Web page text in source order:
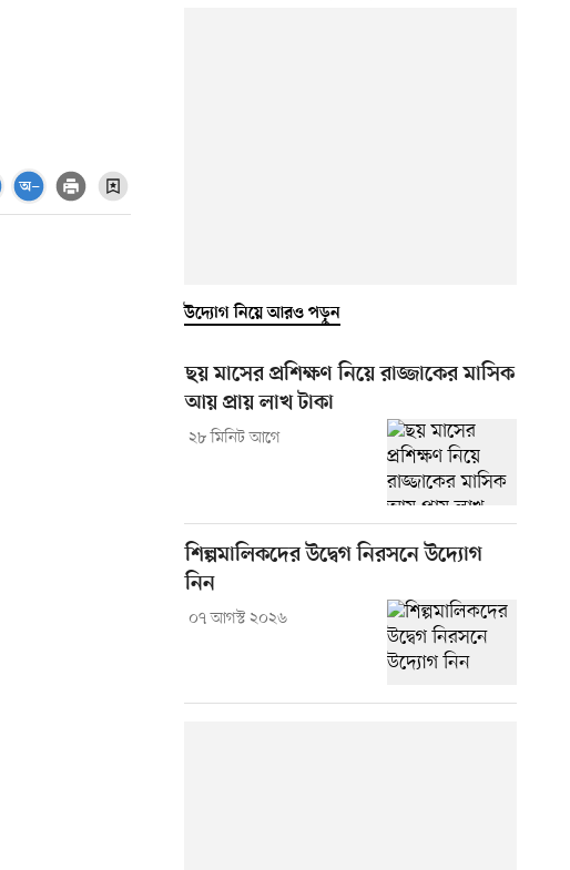
উদ্যোগ নিয়ে আরও পড়ুন
ছয় মাসের প্রশিক্ষণ নিয়ে রাজ্জাকের মাসিক
আয় প্রায় লাখ টাকা
২৮ মিনিট আগে
শিল্পমালিকদের উদ্বেগ নিরসনে উদ্যোগ
নিন
০৭ আগস্ট ২০২৬